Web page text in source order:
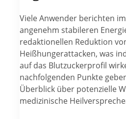
Viele Anwender berichten
angenehm stabileren
redaktionellen Reduktion
Heißhungerattacken, was
auf das Blutzuckerprofil
nachfolgenden Punkte
Überblick über potenzielle
medizinische